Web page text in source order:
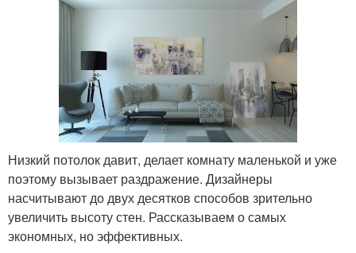
Низкий потолок давит, делает комнату маленькой и уже
поэтому вызывает раздражение. Дизайнеры
насчитывают до двух десятков способов зрительно
увеличить высоту стен. Рассказываем о самых
экономных, но эффективных.